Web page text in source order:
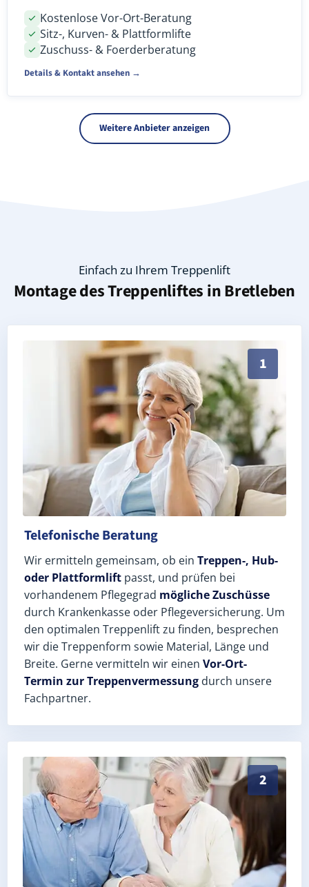
Kostenlose Vor-Ort-Beratung
Sitz-, Kurven- & Plattformlifte
Zuschuss- & Foerderberatung
Details & Kontakt ansehen →
Weitere Anbieter anzeigen
Einfach zu Ihrem Treppenlift
Montage des Treppenliftes inBretleben
1
Persönliche Treppenlift-Beratung in Bretleben
Telefonische Beratung
Wir ermitteln gemeinsam, ob ein Treppen-, Hub-
oder Plattformlift passt, und prüfen bei
vorhandenem Pflegegrad mögliche Zuschüsse
durch Krankenkasse oder Pflegeversicherung. Um
den optimalen Treppenlift zu finden, besprechen
wir die Treppenform sowie Material, Länge und
Breite. Gerne vermitteln wir einen Vor-Ort-
Termin zur Treppenvermessung durch unsere
Fachpartner.
2
Exaktes Aufmaß in Bretleben (Kyffhäuserkreis) –